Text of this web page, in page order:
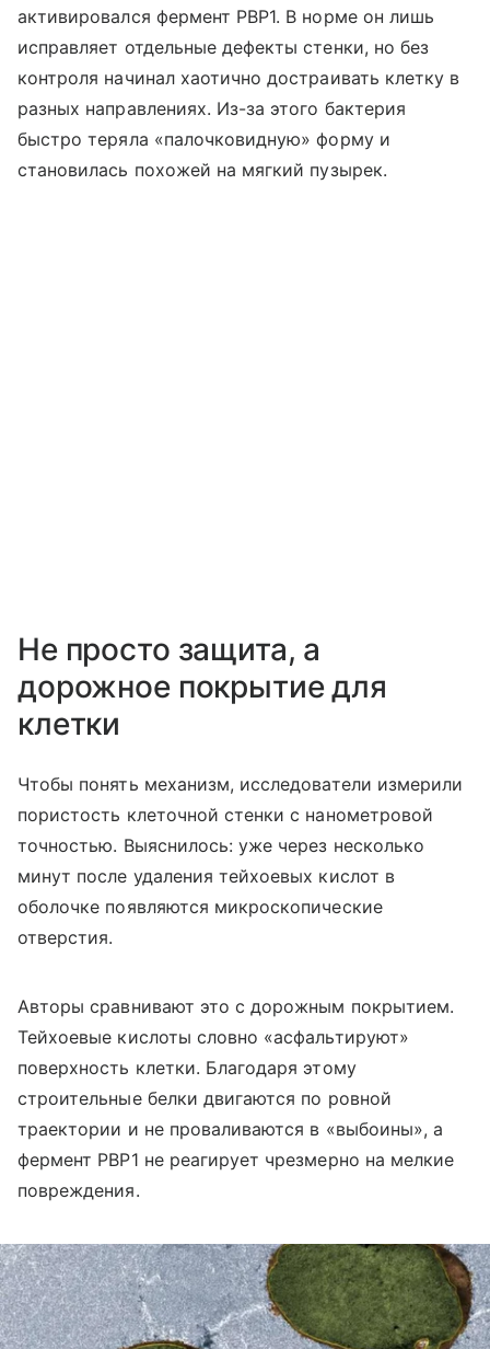
активировался фермент PBP1. В норме он лишь
исправляет отдельные дефекты стенки, но без
контроля начинал хаотично достраивать клетку в
разных направлениях. Из-за этого бактерия
быстро теряла «палочковидную» форму и
становилась похожей на мягкий пузырек.
Не просто защита, а
дорожное покрытие для
клетки
Чтобы понять механизм, исследователи измерили
пористость клеточной стенки с нанометровой
точностью. Выяснилось: уже через несколько
минут после удаления тейхоевых кислот в
оболочке появляются микроскопические
отверстия.
Авторы сравнивают это с дорожным покрытием.
Тейхоевые кислоты словно «асфальтируют»
поверхность клетки. Благодаря этому
строительные белки двигаются по ровной
траектории и не проваливаются в «выбоины», а
фермент PBP1 не реагирует чрезмерно на мелкие
повреждения.